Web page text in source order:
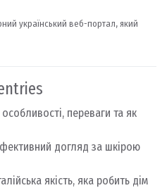
переваги та як
догляд за шкірою
якість, яка робить дім